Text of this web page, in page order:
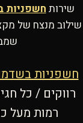
שירות חשפניות
שילוב מנצח של
חשפניות
רווקים / כל
רמות מעל